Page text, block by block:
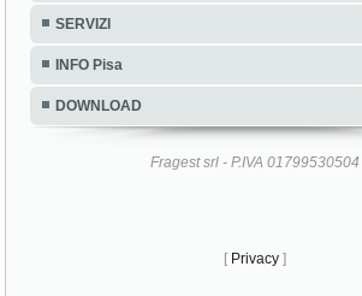
SERVIZI
INFO Pisa
DOWNLOAD
Fragest srl - P.IVA 01799530504
[ Privacy ]